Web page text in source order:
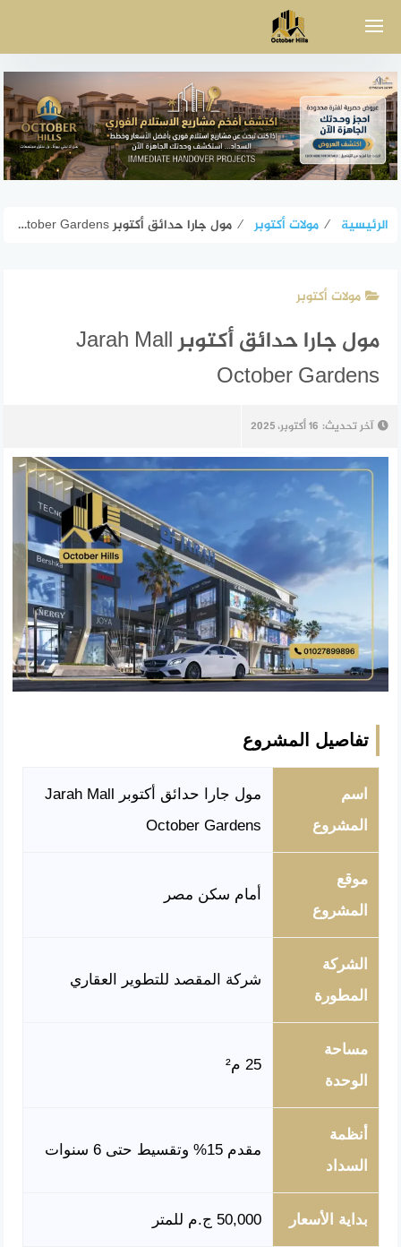
الرئيسية ⁄ مولات أكتوبر ⁄ مول جارا حدائق أكتوبر Jarah Mall October Gardens
مولات أكتوبر
مول جارا حدائق أكتوبر Jarah Mall
October Gardens
آخر تحديث: 16 أكتوبر، 2025
تفاصيل المشروع
اسم
المشروع
مول جارا حدائق أكتوبر Jarah Mall
October Gardens
موقع
المشروع
أمام سكن مصر
الشركة
المطورة
شركة المقصد للتطوير العقاري
مساحة
الوحدة
25 م²
أنظمة
السداد
مقدم 15% وتقسيط حتى 6 سنوات
بداية الأسعار 50,000 ج.م للمتر